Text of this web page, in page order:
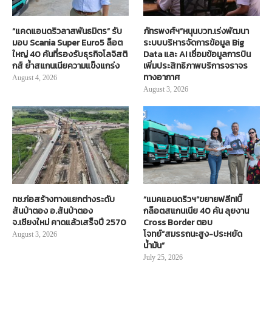
“แคดแอนดริวลาสพันธมิตร” รับ
มอบ Scania Super Euro5 ล็อต
ใหญ่ 40 คันที่รองรับธุรกิจโลจิสติ
กส์ ย้ำสแกนเนียความแข็งแกร่ง
August 4, 2026
ภัทรพงศ์ฯ”หนุนบวท.เร่งพัฒนา
ระบบบริหารจัดการข้อมูล Big
Data และ AI เชื่อมข้อมูลการบิน
เพิ่มประสิทธิภาพบริการจราจร
ทางอากาศ
August 3, 2026
ทช.ก่อสร้างทางแยกต่างระดับ
สันป่าตอง อ.สันป่าตอง
จ.เชียงใหม่ คาดแล้วเสร็จปี 2570
August 3, 2026
“แมคแอนดริวฯ”ขยายฟลีท!บิ๊
กล็อตสแกนเนีย 40 คัน ลุยงาน
Cross Border ตอบ
โจทย์“สมรรถนะสูง-ประหยัด
น้ำมัน”
July 25, 2026